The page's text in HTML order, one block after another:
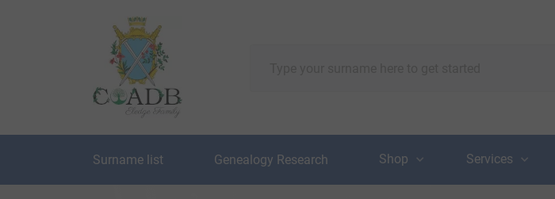
Surname list Genealogy Research Shop Services